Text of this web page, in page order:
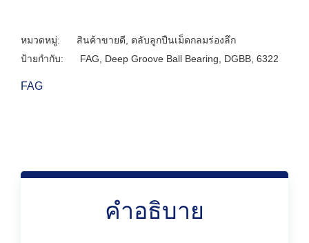
หมวดหมู่: สินค้าขายดี
ตลับลูกปืนเม็ดกลมร่องลึก
ป้ายกำกับ:
FAG Deep Groove Ball Bearing DGBB 6322
FAG
คำอธิบาย